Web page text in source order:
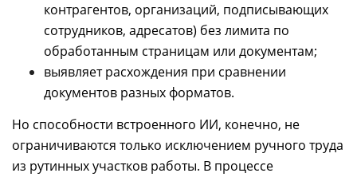
контрагентов, организаций, подписывающих
сотрудников, адресатов) без лимита по
обработанным страницам или документам;
выявляет расхождения при сравнении
документов разных форматов.
Но способности встроенного ИИ, конечно, не
ограничиваются только исключением ручного труда
из рутинных участков работы. В процессе